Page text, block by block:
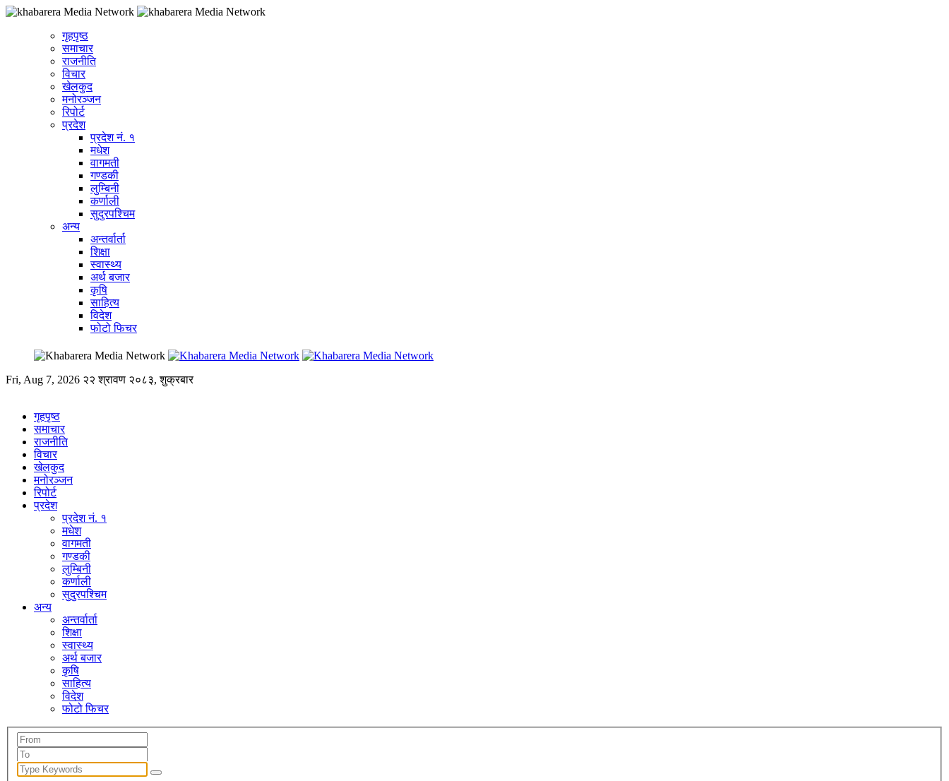
गृहपृष्ठ
समाचार
राजनीति
विचार
खेलकुद
मनोरञ्जन
रिपोर्ट
प्रदेश
प्रदेश नं. १
मधेश
वागमती
गण्डकी
लुम्बिनी
कर्णाली
सुदुरपश्चिम
अन्य
अन्तर्वार्ता
शिक्षा
स्वास्थ्य
अर्थ बजार
कृषि
साहित्य
विदेश
फोटो फिचर
Fri, Aug 7, 2026 २२ श्रावण २०८३, शुक्रबार
गृहपृष्ठ
समाचार
राजनीति
विचार
खेलकुद
मनोरञ्जन
रिपोर्ट
प्रदेश
प्रदेश नं. १
मधेश
वागमती
गण्डकी
लुम्बिनी
कर्णाली
सुदुरपश्चिम
अन्य
अन्तर्वार्ता
शिक्षा
स्वास्थ्य
अर्थ बजार
कृषि
साहित्य
विदेश
फोटो फिचर